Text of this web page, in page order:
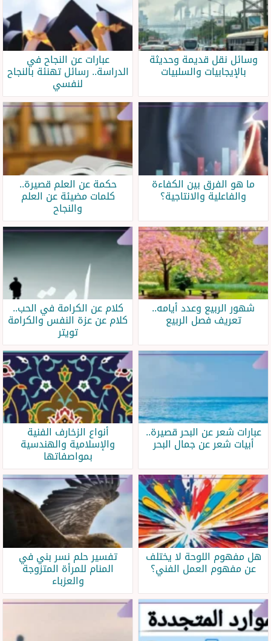
وسائل نقل قديمة وحديثة
بالإيجابيات والسلبيات
عبارات عن النجاح في
الدراسة.. رسائل تهنئة بالنجاح
لنفسي
ما هو الفرق بين الكفاءة
والفاعلية والانتاجية؟
حكمة عن العلم قصيرة..
كلمات مضيئة عن العلم
والنجاح
شهور الربيع وعدد أيامه..
تعريف فصل الربيع
كلام عن الكرامة في الحب..
كلام عن عزة النفس والكرامة
تويتر
عبارات شعر عن البحر قصيرة..
أبيات شعر عن جمال البحر
أنواع الزخارف الفنية
والإسلامية والهندسية
بمواصفاتها
هل مفهوم اللوحة لا يختلف
عن مفهوم العمل الفني؟
تفسير حلم نسر بني في
المنام للمرأة المتزوجة
والعزباء